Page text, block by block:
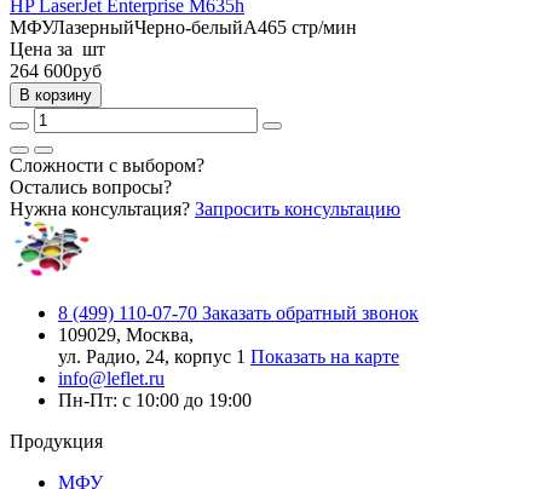
HP LaserJet Enterprise M635h
МФУЛазерныйЧерно-белыйA465 стр/мин
Цена за шт
264 600руб
В корзину
Сложности с выбором?
Остались вопросы?
Нужна консультация? Запросить консультацию
8 (499) 110-07-70 Заказать обратный звонок
109029, Москва,
ул. Радио, 24, корпус 1 Показать на карте
info@leflet.ru
Пн-Пт: с 10:00 до 19:00
Продукция
МФУ